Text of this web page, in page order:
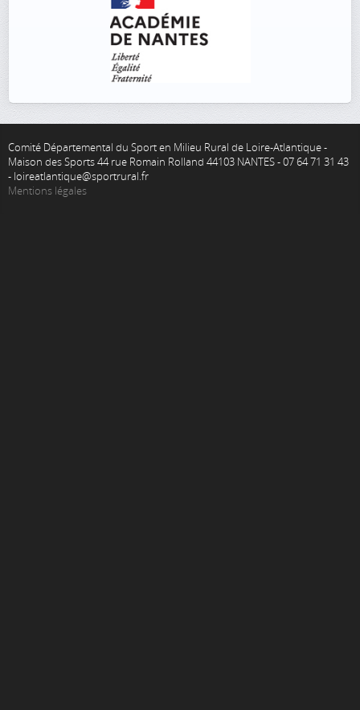
Comité Départemental du Sport en Milieu Rural de Loire-Atlantique -
Maison des Sports 44 rue Romain Rolland 44103 NANTES - 07 64 71 31 43
- loireatlantique@sportrural.fr
Mentions légales